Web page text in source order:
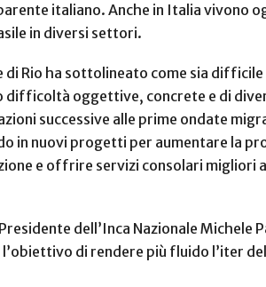
italiano. Anche in Italia vivono
in diversi settori.
Rio ha sottolineato come sia
difficoltà oggettive, concrete e di
successive alle prime ondate
in nuovi progetti per aumentare la
e offrire servizi consolari
dell’Inca Nazionale
di rendere più fluido l’iter